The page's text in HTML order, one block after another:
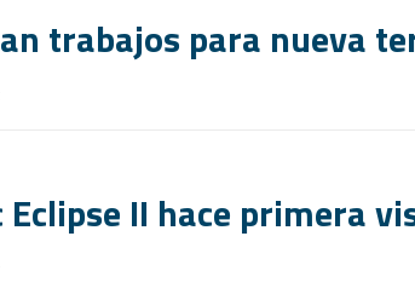
trabajos para nueva
Eclipse II hace primera